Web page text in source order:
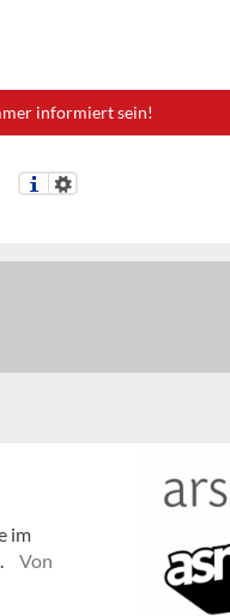
informiert sein!
im
Von